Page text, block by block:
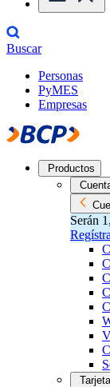
Buscar
Personas
PyMES
Empresas
Productos
Serán